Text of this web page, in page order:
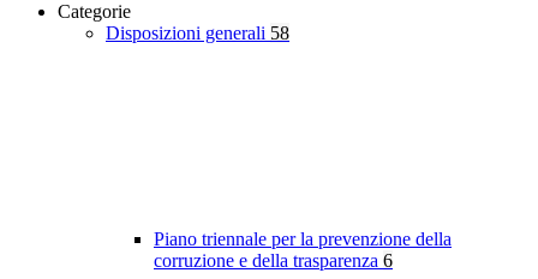
Categorie
Disposizioni generali 58
Piano triennale per la prevenzione della
corruzione e della trasparenza 6